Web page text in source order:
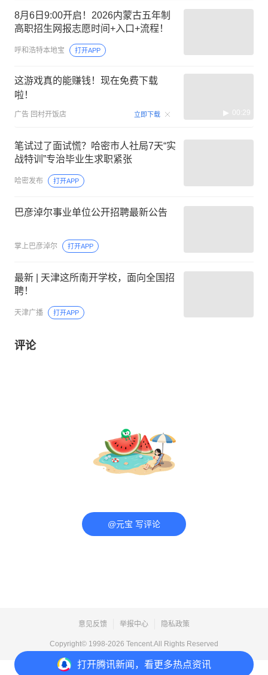
打开腾讯新闻，看更多热点资讯
8月6日9:00开启！2026内蒙古五年制
高职招生网报志愿时间+入口+流程！
呼和浩特本地宝 打开APP
这游戏真的能赚钱！现在免费下载
啦！
广告 回村开饭店 立即下载 00:29
笔试过了面试慌？哈密市人社局7天“实
战特训”专治毕业生求职紧张
哈密发布 打开APP
巴彦淖尔事业单位公开招聘最新公告
掌上巴彦淖尔 打开APP
最新 | 天津这所南开学校，面向全国招
聘！
天津广播 打开APP
评论
@元宝 写评论
意见反馈 举报中心 隐私政策
Copyright© 1998-2026 Tencent.All Rights Reserved